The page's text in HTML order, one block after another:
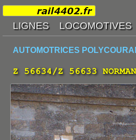
AUTOMOTRICES
Z 56634/Z 56633